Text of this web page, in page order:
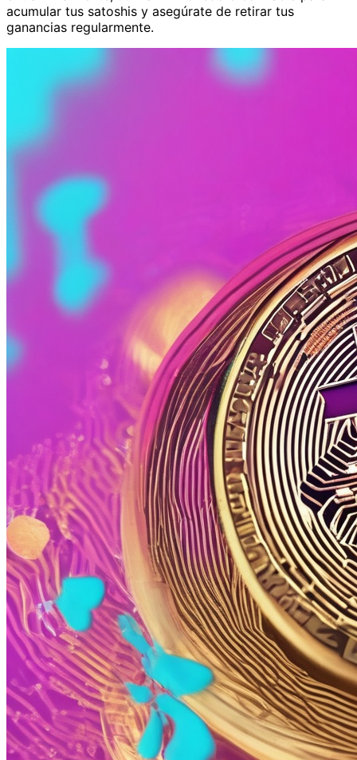
acumular tus satoshis y asegúrate de retirar tus
ganancias regularmente.